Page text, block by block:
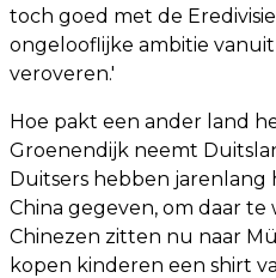
toch goed met de
ongelooflijke ambitie
veroveren.'
Hoe pakt een ander land
Groenendijk neemt
Duitsers hebben
China gegeven, om daar
Chinezen zitten nu naar
kopen kinderen een shirt